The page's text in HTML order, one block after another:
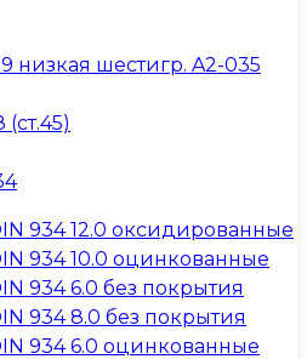
низкая шестигр. A2-035
(ст.45)
934 12.0 оксидированные
934 10.0 оцинкованные
934 6.0 без покрытия
934 8.0 без покрытия
934 6.0 оцинкованные